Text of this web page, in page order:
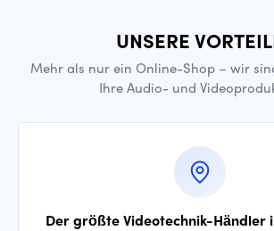
UNSERE
Mehr als nur ein Online-Shop – wir
Ihre Audio- und
Der größte Videotechnik-Händler